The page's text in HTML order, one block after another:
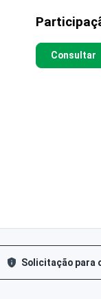
Consultar
Solicitação para